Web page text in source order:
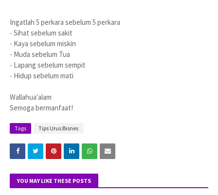
Ingatlah 5 perkara sebelum 5 perkara
- Sihat sebelum sakit
- Kaya sebelum miskin
- Muda sebelum Tua
- Lapang sebelum sempit
- Hidup sebelum mati
Wallahua'alam
Semoga bermanfaat!
Tags Tips Urus Bisnes
YOU MAY LIKE THESE POSTS